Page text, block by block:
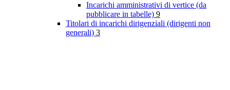
Incarichi amministrativi di vertice (da
pubblicare in tabelle) 9
Titolari di incarichi dirigenziali (dirigenti non
generali) 3